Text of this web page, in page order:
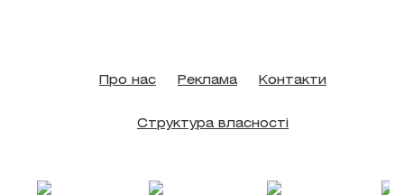
Про нас Реклама Контакти
Структура власності